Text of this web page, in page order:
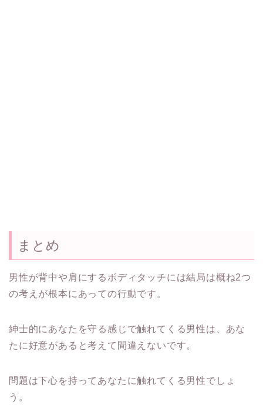
まとめ
男性が背中や肩にするボディタッチには結局は概ね2つ
の考えが根本にあっての行動です。
紳士的にあなたを守る感じで触れてくる男性は、あな
たに好意があると考えて間違えないです。
問題は下心を持ってあなたに触れてくる男性でしょ
う。